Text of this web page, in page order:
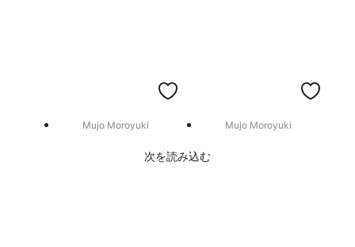
Mujo Moroyuki Mujo Moroyuki
次を読み込む